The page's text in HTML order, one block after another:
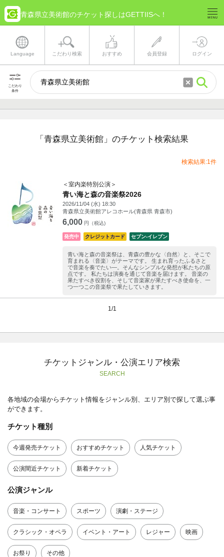
青森県立美術館のチケット探しはGETTIISへ！
Language こだわり検索 おすすめ 会員登録 ログイン
こだわり
条件
「青森県立美術館」のチケット検索結果
検索結果:1件
＜室内楽特別公演＞
青い海と森の音楽祭2026
2026/11/04 (水) 18:30
青森県立美術館アレコホール(青森県 青森市)
6,000 円（税込)
発売中 クレジットカード セブン‐イレブン
青い海と森の音楽祭は、青森の豊かな〈自然〉と、そこで
育まれる〈音楽〉がテーマです。 生まれ育ったふるさと
で音楽を奏でたい―。そんなシンプルな発想が私たちの原
点です。 私たちは演奏を通じて音楽を届けます。 音楽の
果たすべき役割を、そして音楽家が果たすべき使命を、一
つ一つこの音楽祭で果たしていきます。
1/1
チケットジャンル・公演エリア検索
SEARCH
各地域の会場からチケット情報をジャンル別、エリア別で探して選ぶ事
ができます。
チケット種別
今週発売チケット おすすめチケット 人気チケット
公演間近チケット 新着チケット
公演ジャンル
音楽・コンサート スポーツ 演劇・ステージ
クラシック・オペラ イベント・アート レジャー 映画
お祭り その他